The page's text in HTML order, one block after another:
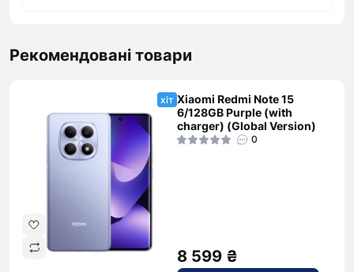
Рекомендовані товари
хіт Xiaomi Redmi Note 15
6/128GB Purple (with
charger) (Global Version)
0
8 599 ₴